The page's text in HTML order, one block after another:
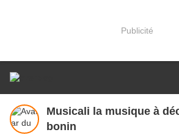
Publicité
Musicali la musique à découvrir daniel
bonin